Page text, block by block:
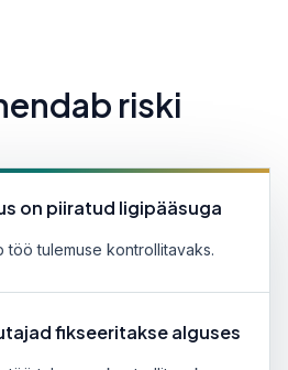
riski
on piiratud ligipääsuga
tulemuse kontrollitavaks.
fikseeritakse alguses